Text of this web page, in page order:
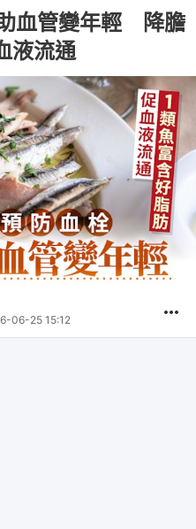
血管變年輕 降膽
液流通
06-25 15:12